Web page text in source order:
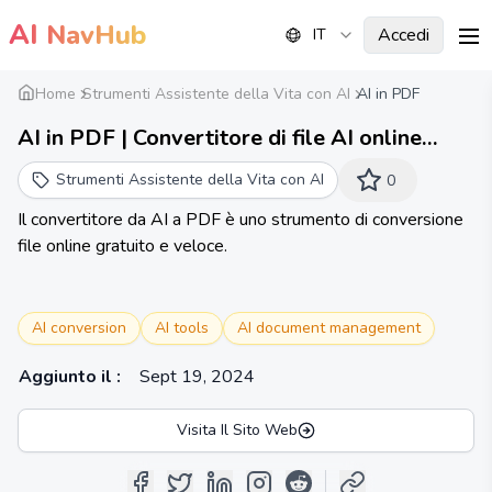
AI NavHub IT Accedi
Home Strumenti Assistente della Vita con AI AI in PDF
AI in PDF | Convertitore di file AI online
gratuito
Strumenti Assistente della Vita con AI 0
Il convertitore da AI a PDF è uno strumento di conversione
file online gratuito e veloce.
AI conversion AI tools AI document management
Aggiunto il : Sept 19, 2024
Visita Il Sito Web